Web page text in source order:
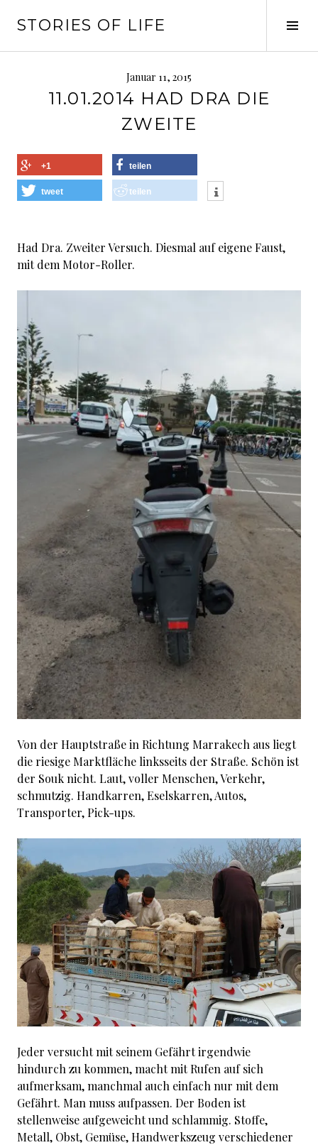
zumSTORIES OF LIFE
Januar 11, 2015
11.01.2014 HAD DRA DIE
ZWEITE
+1 teilen
tweet teilen
Had Dra. Zweiter Versuch. Diesmal auf eigene Faust,
mit dem Motor-Roller.
Von der Hauptstraße in Richtung Marrakech aus liegt
die riesige Marktfläche linksseits der Straße. Schön ist
der Souk nicht. Laut, voller Menschen, Verkehr,
schmutzig. Handkarren, Eselskarren, Autos,
Transporter, Pick-ups.
Jeder versucht mit seinem Gefährt irgendwie
hindurch zu kommen, macht mit Rufen auf sich
aufmerksam, manchmal auch einfach nur mit dem
Gefährt. Man muss aufpassen. Der Boden ist
stellenweise aufgeweicht und schlammig. Stoffe,
Metall, Obst, Gemüse, Handwerkszeug verschiedener